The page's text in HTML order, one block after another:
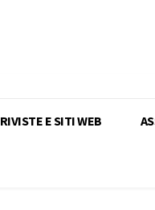
RIVISTE E SITI WEB